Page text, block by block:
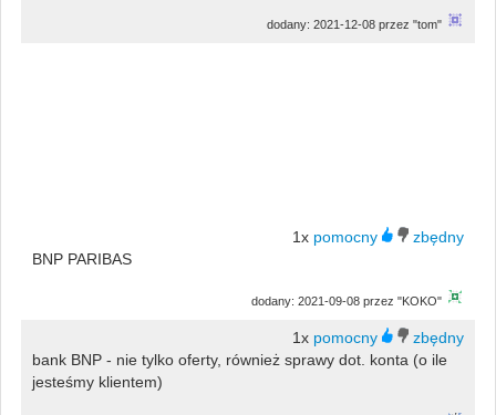
dodany: 2021-12-08 przez "tom"
1x
BNP PARIBAS
dodany: 2021-09-08 przez "KOKO"
1x
bank BNP - nie tylko oferty, również sprawy dot. konta (o ile
jesteśmy klientem)